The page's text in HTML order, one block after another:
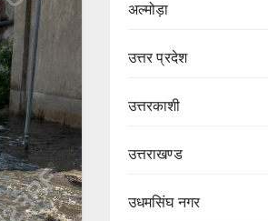
अल्मोड़ा
उत्तर प्रदेश
उत्तरकाशी
उत्तराखण्ड
उधमसिंघ नगर